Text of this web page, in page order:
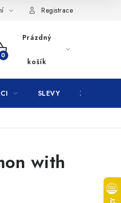
Registrace
Prázdný
košík
SLEVY ZNAČKY
with